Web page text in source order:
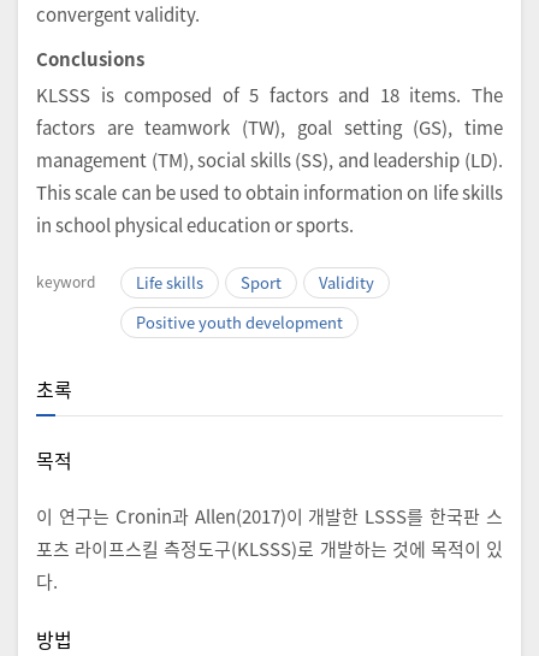
convergent validity.
Conclusions
KLSSS is composed of 5 factors and 18 items. The
factors are teamwork (TW), goal setting (GS), time
management (TM), social skills (SS), and leadership (LD).
This scale can be used to obtain information on life skills
in school physical education or sports.
keyword Life skills Sport
Validity
Positive youth development
초록
목적
이 연구는 Cronin과 Allen(2017)이 개발한 LSSS를 한국판 스
포츠 라이프스킬 측정도구(KLSSS)로 개발하는 것에 목적이 있
다.
방법